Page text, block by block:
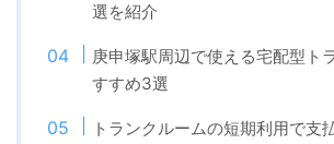
選を紹介
庚申塚駅周辺で使える宅配型ト
すすめ3選
トランクルームの短期利用で支